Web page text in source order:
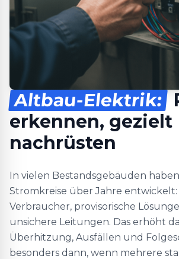
Altbau-Elektrik:
erkennen, gezielt
nachrüsten
In vielen Bestandsgebäuden
Stromkreise über Jahre
Verbraucher, provisorische
unsichere Leitungen. Das erhöht
Überhitzung, Ausfällen und
besonders dann, wenn mehrere